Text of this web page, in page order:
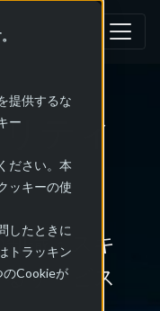
提供するな
ー
ださい。本
ッキーの使
したときに
トラッキン
のCookieが
ティ
識・スキ
サービス